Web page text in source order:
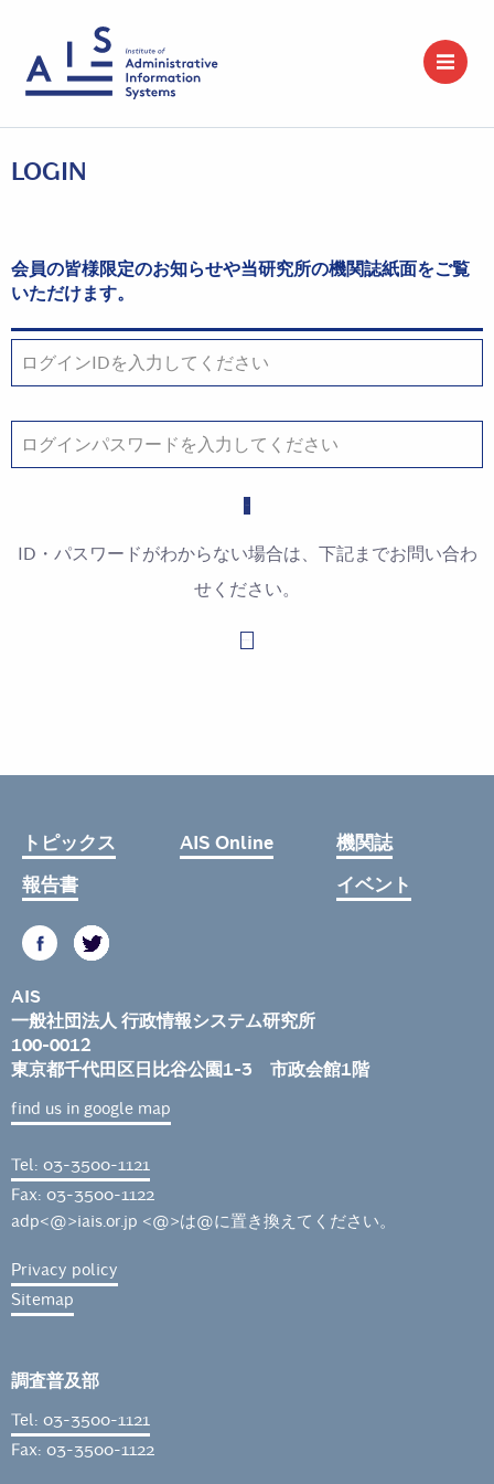
LOGIN
会員の皆様限定のお知らせや当研究所の機関誌紙面をご覧
いただけます。
ID・パスワードがわからない場合は、下記までお問い合わ
せください。
トピックス AIS Online
機関誌
報告書
イベント
AIS
一般社団法人 行政情報システム研究所
100-0012
東京都千代田区日比谷公園1-3 市政会館1階
find us in google map
Tel: 03-3500-1121
Fax: 03-3500-1122
adp<@>iais.or.jp <@>は@に置き換えてください。
Privacy policy
Sitemap
調査普及部
Tel: 03-3500-1121
Fax: 03-3500-1122